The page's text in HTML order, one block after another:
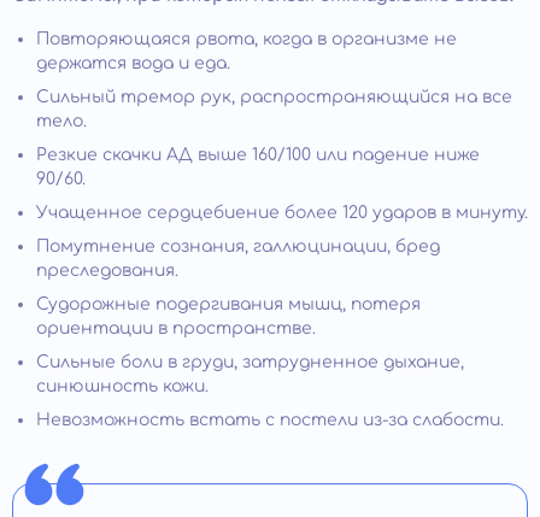
Повторяющаяся рвота, когда в организме не
держатся вода и еда.
Сильный тремор рук, распространяющийся на все
тело.
Резкие скачки АД выше 160/100 или падение ниже
90/60.
Учащенное сердцебиение более 120 ударов в минуту.
Помутнение сознания, галлюцинации, бред
преследования.
Судорожные подергивания мышц, потеря
ориентации в пространстве.
Сильные боли в груди, затрудненное дыхание,
синюшность кожи.
Невозможность встать с постели из-за слабости.